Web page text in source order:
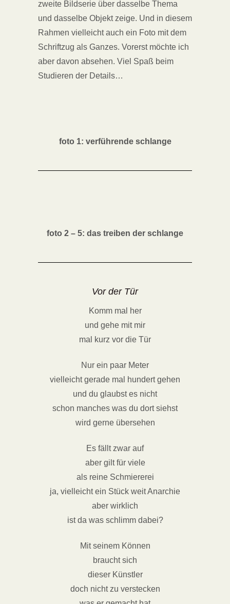
zweite Bildserie über dasselbe Thema
und dasselbe Objekt zeige. Und in diesem
Rahmen vielleicht auch ein Foto mit dem
Schriftzug als Ganzes. Vorerst möchte ich
aber davon absehen. Viel Spaß beim
Studieren der Details…
foto 1: verführende schlange
foto 2 – 5: das treiben der schlange
Vor der Tür
Komm mal her
und gehe mit mir
mal kurz vor die Tür
Nur ein paar Meter
vielleicht gerade mal hundert gehen
und du glaubst es nicht
schon manches was du dort siehst
wird gerne übersehen
Es fällt zwar auf
aber gilt für viele
als reine Schmiererei
ja, vielleicht ein Stück weit Anarchie
aber wirklich
ist da was schlimm dabei?
Mit seinem Können
braucht sich
dieser Künstler
doch nicht zu verstecken